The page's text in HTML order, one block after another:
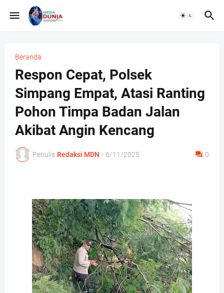
Beranda
Respon Cepat, Polsek
Simpang Empat, Atasi Ranting
Pohon Timpa Badan Jalan
Akibat Angin Kencang
Penulis Redaksi MDN - 6/11/2025 0